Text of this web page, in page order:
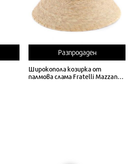
Разпродаден
Широкопола козирка от
палмова слама Fratelli Mazzanti